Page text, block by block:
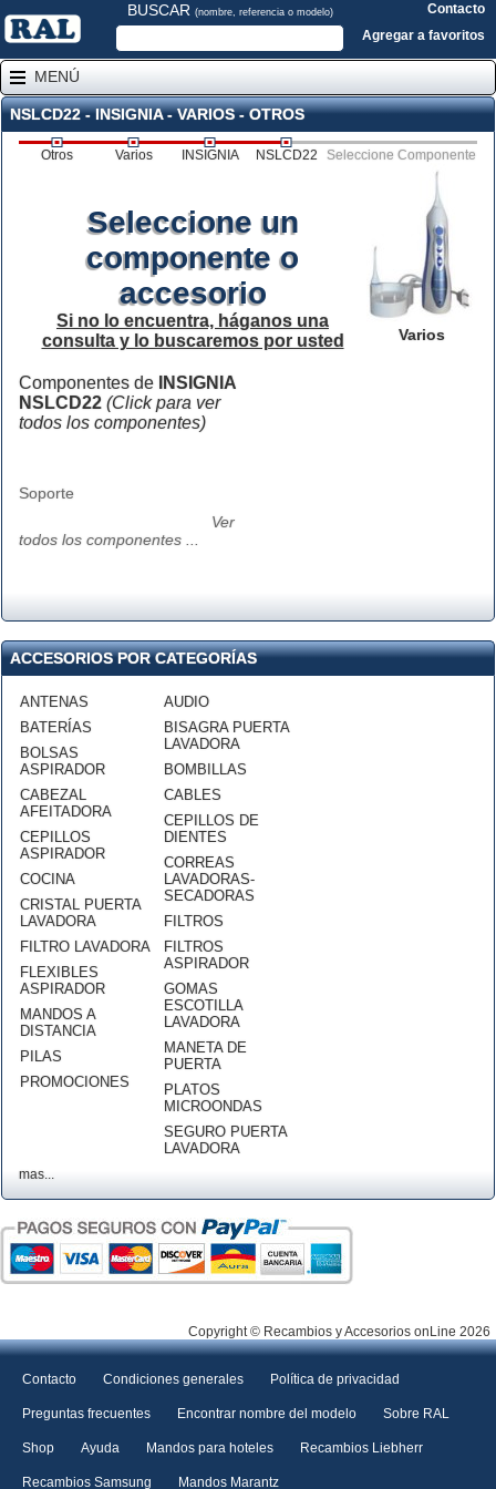
BUSCAR (nombre, referencia o modelo)
Contacto
Agregar a favoritos
MENÚ
NSLCD22 - INSIGNIA - VARIOS - OTROS
Otros Varios INSIGNIA NSLCD22 Seleccione Componente
Varios
Seleccione un
componente o
accesorio
Si no lo encuentra, háganos una
consulta y lo buscaremos por usted
Componentes de
INSIGNIA
NSLCD22 (Click para ver
todos los componentes)
Soporte
Ver
todos los componentes ...
ACCESORIOS POR CATEGORÍAS
ANTENAS
BATERÍAS
BOLSAS
ASPIRADOR
CABEZAL
AFEITADORA
CEPILLOS
ASPIRADOR
COCINA
CRISTAL PUERTA
LAVADORA
FILTRO LAVADORA
FLEXIBLES
ASPIRADOR
MANDOS A
DISTANCIA
PILAS
PROMOCIONES
AUDIO
BISAGRA PUERTA
LAVADORA
BOMBILLAS
CABLES
CEPILLOS DE
DIENTES
CORREAS
LAVADORAS-
SECADORAS
FILTROS
FILTROS
ASPIRADOR
GOMAS
ESCOTILLA
LAVADORA
MANETA DE
PUERTA
PLATOS
MICROONDAS
SEGURO PUERTA
LAVADORA
mas...
Copyright © Recambios y Accesorios onLine 2026
Contacto Condiciones generales Política de privacidad
Preguntas frecuentes Encontrar nombre del modelo Sobre RAL
Shop Ayuda Mandos para hoteles Recambios Liebherr
Recambios Samsung Mandos Marantz